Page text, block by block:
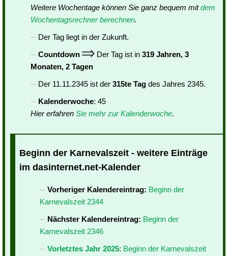
Weitere Wochentage können Sie ganz bequem mitdem
Wochentagsrechner berechnen.
Der Tag liegt in der Zukunft.
Countdown
Der Tag ist in 319 Jahren, 3
Monaten, 2 Tagen
Der 11.11.2345 ist der 315te Tag des Jahres 2345.
Kalenderwoche: 45
Hier erfahren Sie mehr zur Kalenderwoche.
Beginn der Karnevalszeit - weitere Einträge
im dasinternet.net-Kalender
Vorheriger Kalendereintrag: Beginn der
Karnevalszeit 2344
Nächster Kalendereintrag: Beginn der
Karnevalszeit 2346
Vorletztes Jahr 2025: Beginn der Karnevalszeit